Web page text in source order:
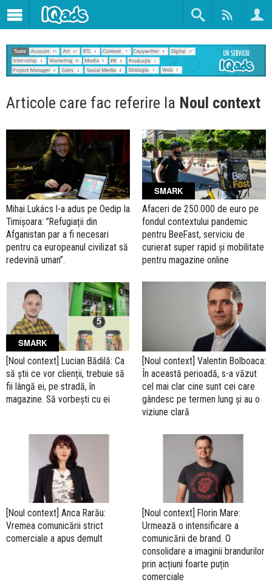
Articole care fac referire la Noul context
Mihai Lukács l-a adus pe Oedip la
Timișoara: ”Refugiații din
Afganistan par a fi necesari
pentru ca europeanul civilizat să
redevină uman”.
SMARK
Afaceri de 250.000 de euro pe
fondul contextului pandemic
pentru BeeFast, serviciu de
curierat super rapid și mobilitate
pentru magazine online
SMARK
[Noul context] Lucian Bădilă: Ca
să știi ce vor clienții, trebuie să
fii lângă ei, pe stradă, în
magazine. Să vorbești cu ei
[Noul context] Valentin Bolboaca:
În această perioadă, s-a văzut
cel mai clar cine sunt cei care
gândesc pe termen lung și au o
viziune clară
[Noul context] Anca Rarău:
Vremea comunicării strict
comerciale a apus demult
[Noul context] Florin Mare:
Urmează o intensificare a
comunicării de brand. O
consolidare a imaginii brandurilor
prin acțiuni foarte puțin
comerciale